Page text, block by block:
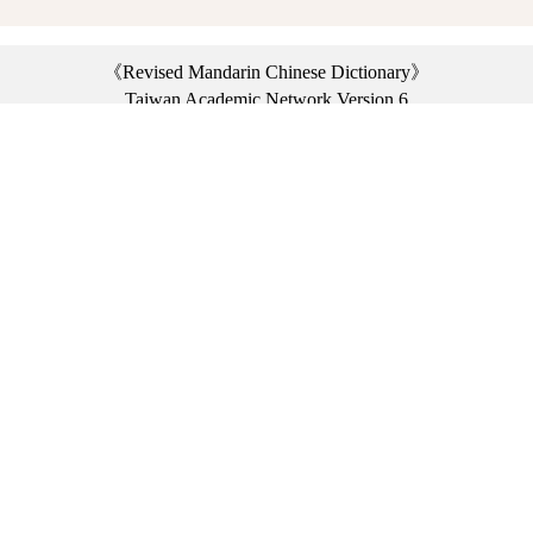
《Revised Mandarin Chinese Dictionary》
Taiwan Academic Network Version 6